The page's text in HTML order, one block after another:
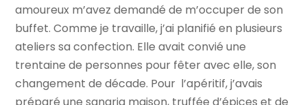
amoureux m’avez demandé de m’occuper de son
buffet. Comme je travaille, j’ai planifié en plusieurs
ateliers sa confection. Elle avait convié une
trentaine de personnes pour fêter avec elle, son
changement de décade. Pour l’apéritif, j’avais